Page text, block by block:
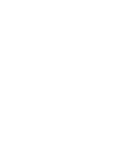
mikä parantaa relevanttiutta ja
ARTIKKELI ONGELMASI?
jotta voimme kehittyä!